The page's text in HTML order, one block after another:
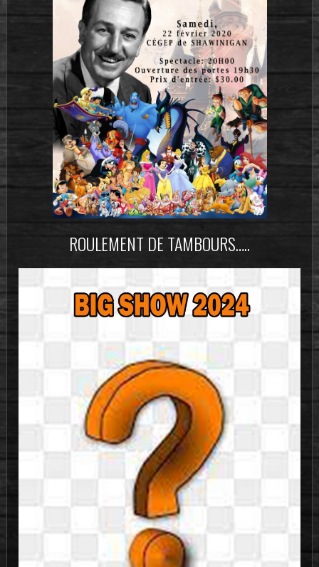
ROULEMENT DE TAMBOURS…..